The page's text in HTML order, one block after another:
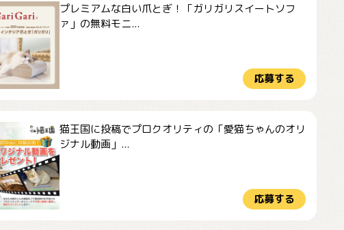
プレミアムな白い爪とぎ！「ガリガリスイートソフ
ァ」の無料モニ...
応募する
猫王国に投稿でプロクオリティの「愛猫ちゃんのオリ
ジナル動画」...
応募する